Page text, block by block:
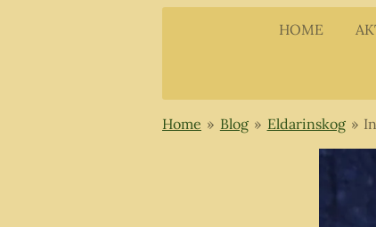
HOME
Home » Blog » Eldarinskog »